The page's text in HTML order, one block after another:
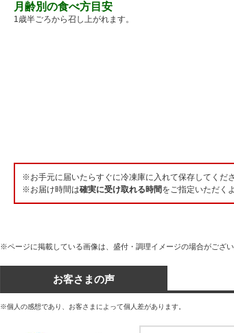
月齢別の食べ方目安
1歳半ごろから召し上がれます。
※お手元に届いたらすぐに冷凍庫に入れて保存してくだ
※お届け時間は確実に受け取れる時間をご指定いただく
※ページに掲載している画像は、盛付・調理イメージの場合がござい
お客さまの声
※個人の感想であり、お客さまによって個人差があります。